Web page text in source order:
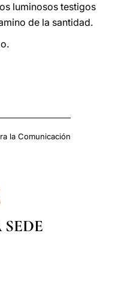
luminosos testigos
de la santidad.
la Comunicación